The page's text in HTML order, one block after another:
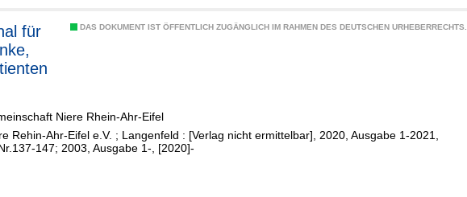
DAS DOKUMENT IST ÖFFENTLICH ZUGÄNGLICH IM RAHMEN DES DEUTSCHEN URHEBERRECHTS.
für
Niere Rhein-Ahr-Eifel
Rehin-Ahr-Eifel e.V. ; Langenfeld : [Verlag nicht ermittelbar], 2020, Ausgabe 1-2021,
147; 2003, Ausgabe 1-, [2020]-